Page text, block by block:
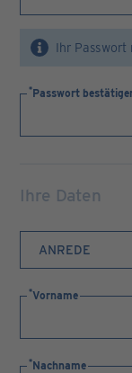
Ihr Passwort
Passwort
Ihre Daten
Vorname
Nachname